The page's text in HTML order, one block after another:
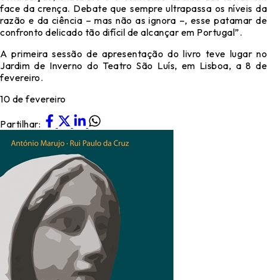
face da crença. Debate que sempre ultrapassa os níveis da
razão e da ciência – mas não as ignora –, esse patamar de
confronto delicado tão difícil de alcançar em Portugal”.
A primeira sessão de apresentação do livro teve lugar no
Jardim de Inverno do Teatro São Luís, em Lisboa, a 8 de
fevereiro.
10 de fevereiro
Partilhar: